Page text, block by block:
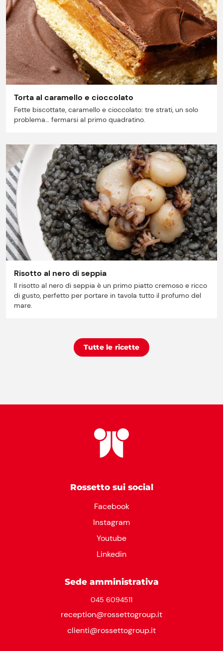
Torta al caramello e cioccolato
Fette biscottate, caramello e cioccolato: tre strati, un solo
problema… fermarsi al primo quadratino.
Risotto al nero di seppia
Il risotto al nero di seppia è un primo piatto cremoso e ricco
di gusto, perfetto per portare in tavola tutto il profumo del
mare.
Tutte le ricette
Rossetto sui social
Facebook
Instagram
Youtube
Linkedin
Sede amministrativa
045 6094511
reception@rossettogroup.it
clienti@rossettogroup.it